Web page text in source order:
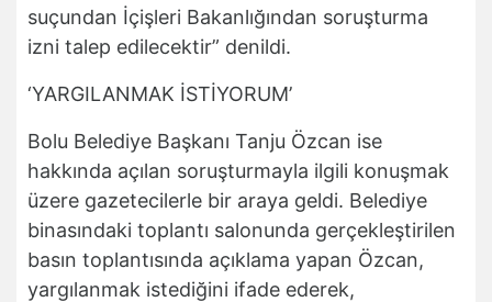
suçundan İçişleri Bakanlığından soruşturma
izni talep edilecektir” denildi.
‘YARGILANMAK İSTİYORUM’
Bolu Belediye Başkanı Tanju Özcan ise
hakkında açılan soruşturmayla ilgili konuşmak
üzere gazetecilerle bir araya geldi. Belediye
binasındaki toplantı salonunda gerçekleştirilen
basın toplantısında açıklama yapan Özcan,
yargılanmak istediğini ifade ederek,